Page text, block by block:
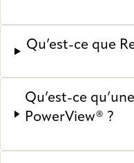
Qu’est-ce que
Qu’est-ce
PowerView® ?